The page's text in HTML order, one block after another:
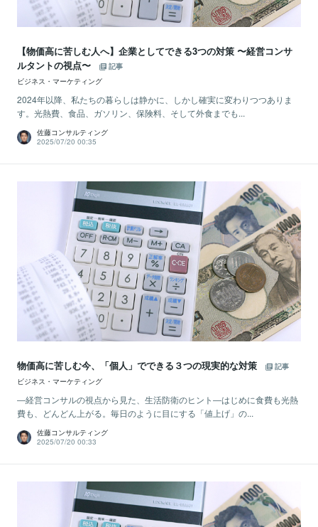
【物価高に苦しむ人へ】企業としてできる3つの対策 〜経営コンサ
ルタントの視点〜
記事
ビジネス・マーケティング
2024年以降、私たちの暮らしは静かに、しかし確実に変わりつつありま
す。光熱費、食品、ガソリン、保険料、そして外食までも...
佐藤コンサルティング
2025/07/20 00:35
物価高に苦しむ今、「個人」でできる３つの現実的な対策
記事
ビジネス・マーケティング
―経営コンサルの視点から見た、生活防衛のヒント―はじめに食費も光熱
費も、どんどん上がる。毎日のように目にする「値上げ」の...
佐藤コンサルティング
2025/07/20 00:33